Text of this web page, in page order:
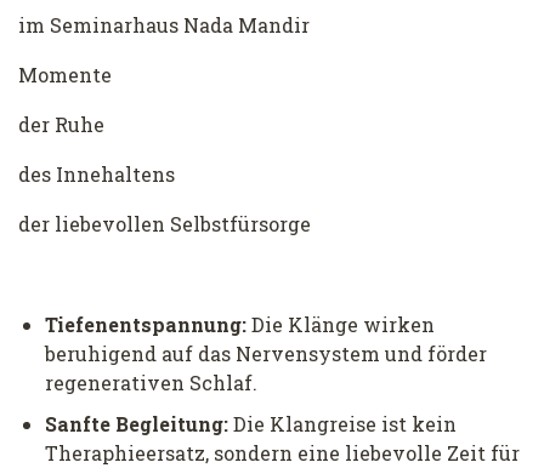
im Seminarhaus Nada Mandir
Momente
der Ruhe
des Innehaltens
der liebevollen Selbstfürsorge
Tiefenentspannung:Die Klänge wirken
beruhigend auf das Nervensystem und förder
regenerativen Schlaf.
Sanfte Begleitung:Die Klangreise ist kein
Theraphieersatz, sondern eine liebevolle Zeit für